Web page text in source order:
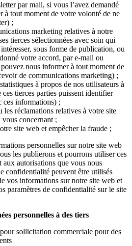
par mail, si vous l’avez demandé
à tout moment de votre volonté de ne
;
marketing relatives à notre
tierces sélectionnées avec soin qui
sous forme de publication, ou
votre accord, par e-mail ou
nous informer à tout moment de
de communications marketing) ;
à propos de nos utilisateurs à
ces tierces parties puissent identifier
ces informations) ;
les réclamations relatives à votre site
concernant ;
site web et empêcher la fraude ;
personnelles sur notre site web
les publierons et pourrons utiliser ces
autorisations que vous nous
confidentialité peuvent être utilisés
vos informations sur notre site web et
paramètres de confidentialité sur le site
personnelles à des tiers
sollicitation commerciale pour des